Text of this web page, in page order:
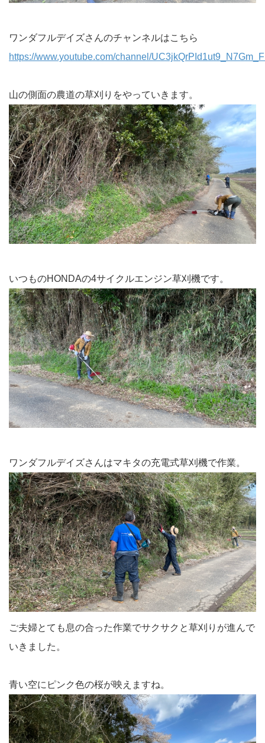
ワンダフルデイズさんのチャンネルはこちら
https://www.youtube.com/channel/
山の側面の農道の草刈りをやっていきます。
いつものHONDAの4サイクルエンジン草刈機です。
ワンダフルデイズさんはマキタの充電式草刈機で作業。
ご夫婦とても息の合った作業でサクサクと草刈りが進んで
いきました。
青い空にピンク色の桜が映えますね。